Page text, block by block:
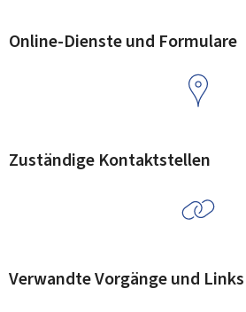
Online-Dienste und Formulare
Zuständige Kontaktstellen
Verwandte Vorgänge und Links